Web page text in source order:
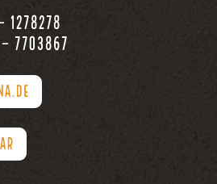
7703867